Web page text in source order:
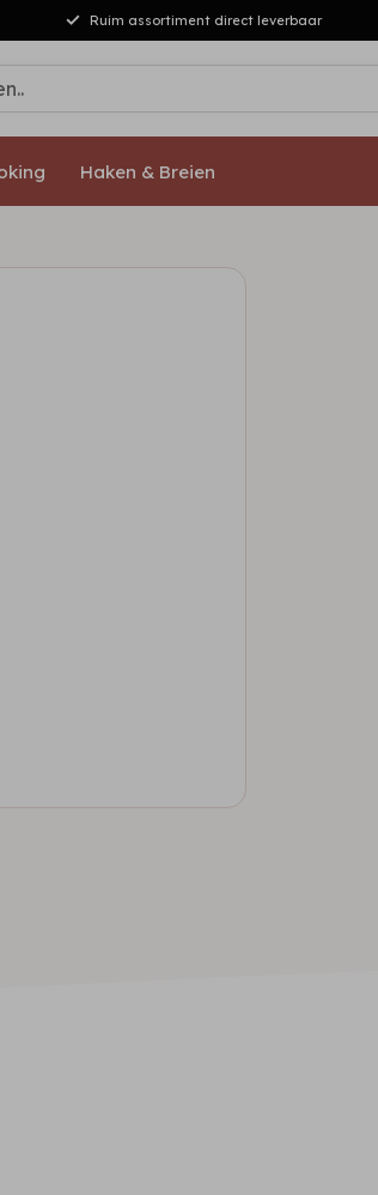
Ruim assortiment direct leverbaar
Haken & Breien